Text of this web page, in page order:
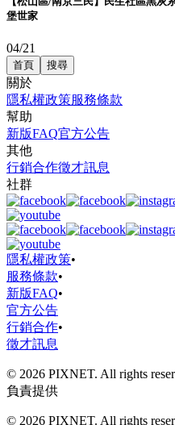
堡世家
04/21
首頁 搜尋
關於
隱私權政策服務條款
幫助
新版FAQ官方公告
其他
行銷合作徵才訊息
社群
隱私權政策•
服務條款•
新版FAQ•
官方公告
行銷合作•
徵才訊息
© 2026 PIXNET. All rights
負責提供
© 2026 PIXNET. All rights